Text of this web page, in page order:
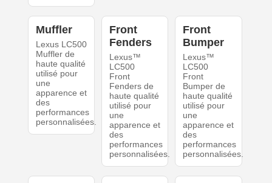
Muffler
Lexus LC500
Muffler de
haute qualité
utilisé pour
une
apparence et
des
performances
personnalisées.
Front
Fenders
Lexus™
LC500
Front
Fenders de
haute qualité
utilisé pour
une
apparence et
des
performances
personnalisées.
Front
Bumper
Lexus™
LC500
Front
Bumper de
haute qualité
utilisé pour
une
apparence et
des
performances
personnalisées.